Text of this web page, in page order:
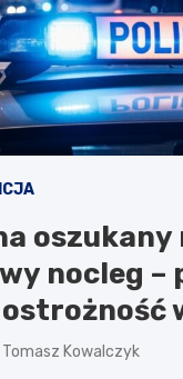
oszukany
nocleg –
Tomasz Kowalczyk